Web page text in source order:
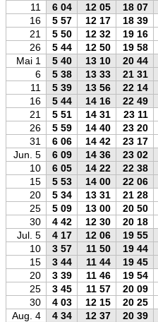
11
6 04 12 05 18 07
16
5 57 12 17 18 39
21
5 50 12 32 19 16
26
5 44 12 50 19 58
Mai 1
5 40 13 10 20 44
6
5 38 13 33 21 31
11
5 39 13 56 22 14
16
5 44 14 16 22 49
21
5 51 14 31 23 11
26
5 59 14 40 23 20
31
6 06 14 42 23 17
Jun. 5
6 09 14 36 23 02
10
6 05 14 22 22 38
15
5 53 14 00 22 06
20
5 34 13 31 21 28
25
5 09 13 00 20 50
30
4 42 12 30 20 18
Jul. 5
4 17 12 06 19 55
10
3 57 11 50 19 44
15
3 44 11 44 19 45
20
3 39 11 46 19 54
25
3 45 11 57 20 09
30
4 03 12 15 20 25
Aug. 4
4 34 12 37 20 39